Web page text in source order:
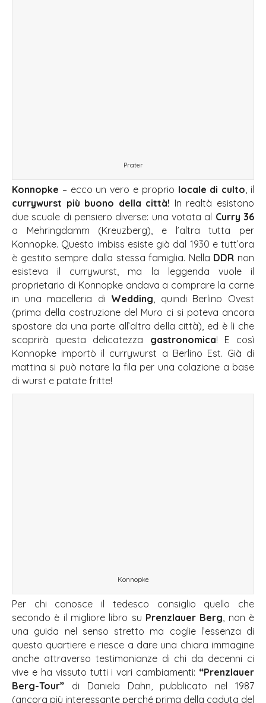
Prater
Konnopke – ecco un vero e proprio locale di culto , il
currywurst più buono della città! In realtà esistono
due scuole di pensiero diverse: una votata al Curry 36
a Mehringdamm (Kreuzberg), e l’altra tutta per
Konnopke. Questo imbiss esiste già dal 1930 e tutt’ora
è gestito sempre dalla stessa famiglia. Nella DDR non
esisteva il currywurst, ma la leggenda vuole il
proprietario di Konnopke andava a comprare la carne
in una macelleria di Wedding , quindi Berlino Ovest
(prima della costruzione del Muro ci si poteva ancora
spostare da una parte all’altra della città), ed è lì che
scoprirà questa delicatezza gastronomica! E così
Konnopke importò il currywurst a Berlino Est. Già di
mattina si può notare la fila per una colazione a base
di wurst e patate fritte!
Konnopke
Per chi conosce il tedesco consiglio quello che
secondo è il migliore libro su Prenzlauer Berg, non è
una guida nel senso stretto ma coglie l’essenza di
questo quartiere e riesce a dare una chiara immagine
anche attraverso testimonianze di chi da decenni ci
vive e ha vissuto tutti i vari cambiamenti: “Prenzlauer
Berg-Tour” di Daniela Dahn, pubblicato nel 1987
(ancora più interessante perché prima della caduta del